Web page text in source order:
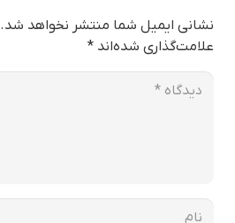
نشانی ایمیل شما منتشر نخواهد شد.
علامت‌گذاری شده‌اند *